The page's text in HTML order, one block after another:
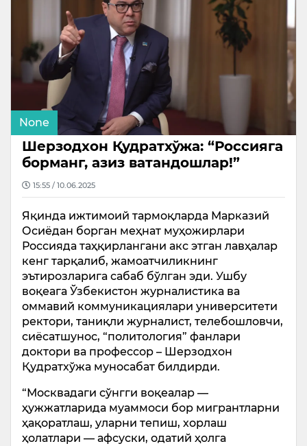
None
Шерзодхон Қудратхўжа: “Россияга
борманг, азиз ватандошлар!”
15:55 / 10.06.2025
Яқинда ижтимоий тармоқларда Марказий
Осиёдан борган меҳнат муҳожирлари
Россияда таҳқирлангани акс этган лавҳалар
кенг тарқалиб, жамоатчиликнинг
эътирозларига сабаб бўлган эди. Ушбу
воқеага Ўзбекистон журналистика ва
оммавий коммуникациялари университети
ректори, таниқли журналист, телебошловчи,
сиёсатшунос, “политология” фанлари
доктори ва профессор – Шерзодхон
Қудратхўжа муносабат билдирди.
“Москвадаги сўнгги воқеалар —
ҳужжатларида муаммоси бор мигрантларни
ҳақоратлаш, уларни тепиш, хорлаш
ҳолатлари — афсуски, одатий ҳолга